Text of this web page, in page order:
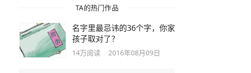
TA的热门作品
名字里最忌讳的36个字，你家
孩子取对了？
14万阅读 2016年08月09日